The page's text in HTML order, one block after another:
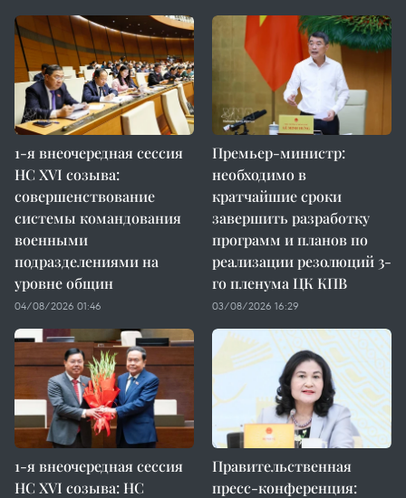
1-я внеочередная сессия
НС XVI созыва:
совершенствование
системы командования
военными
подразделениями на
уровне общин
04/08/2026 01:46
Премьер-министр:
необходимо в
кратчайшие сроки
завершить разработку
программ и планов по
реализации резолюций 3-
го пленума ЦК КПВ
03/08/2026 16:29
1-я внеочередная сессия
НС XVI созыва: НС
Правительственная
пресс-конференция: